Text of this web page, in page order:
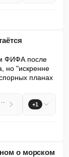
ФИФА после
но "искренне
планах
errors but stays Fifa president +1
о морском